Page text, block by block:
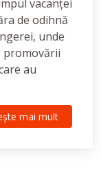
vacanței
de odihnă
unde
promovării
au
mai mult